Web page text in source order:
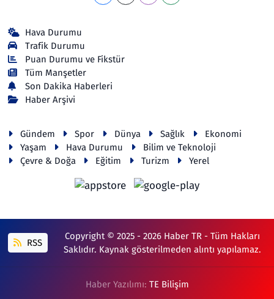
Hava Durumu
Trafik Durumu
Puan Durumu ve Fikstür
Tüm Manşetler
Son Dakika Haberleri
Haber Arşivi
Gündem Spor Dünya Sağlık
Ekonomi
Yaşam
Hava Durumu
Bilim ve Teknoloji
Çevre & Doğa
Eğitim Turizm Yerel
RSS
Copyright © 2025 - 2026 Haber TR - Tüm Hakları
Saklıdır. Kaynak gösterilmeden alıntı yapılamaz.
Haber Yazılımı: TE Bilişim